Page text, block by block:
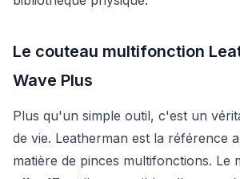
Le couteau multifonction
Wave Plus
Plus qu'un simple outil, c'est un
de vie. Leatherman est la référence
matière de pinces multifonctions. Le